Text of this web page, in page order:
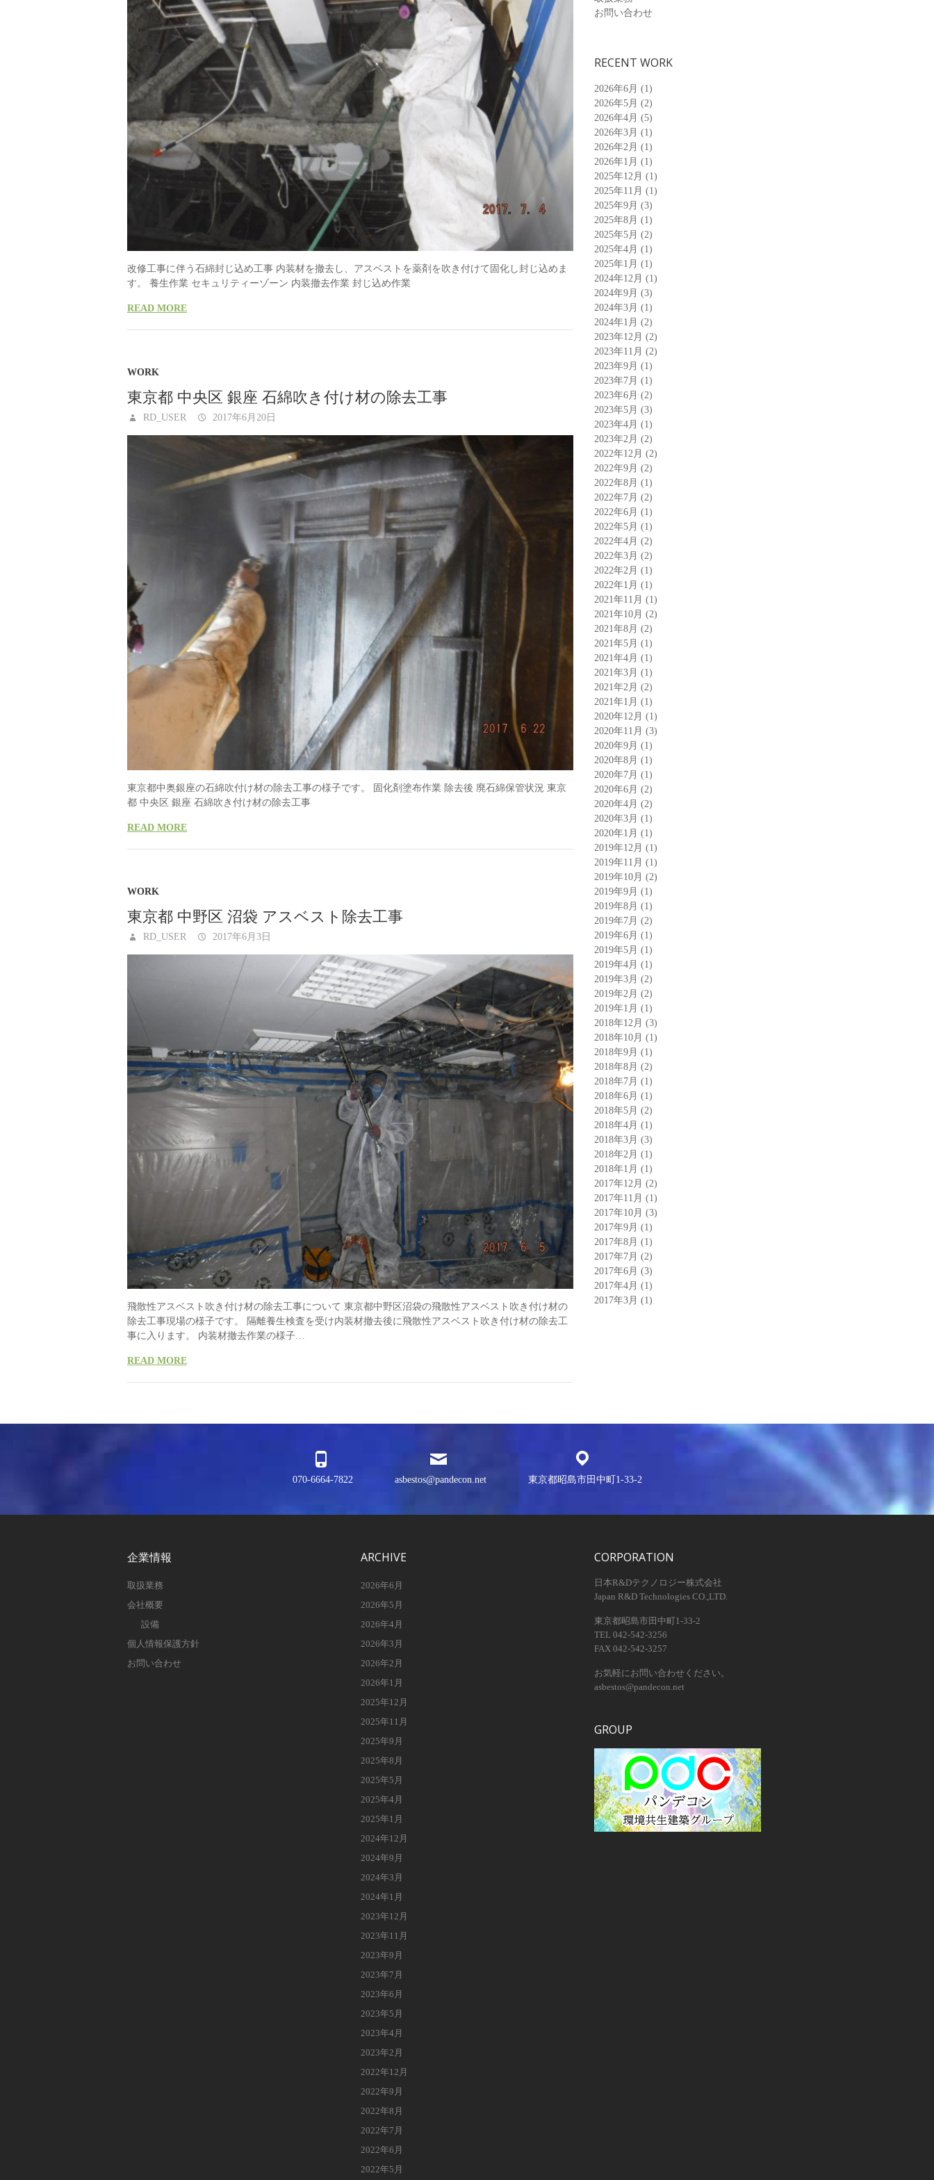
改修工事に伴う石綿封じ込め工事 内装材を撤去し、アスベストを薬剤を吹き付けて固化し封じ込めま
す。 養生作業 セキュリティーゾーン 内装撤去作業 封じ込め作業
READ MORE
WORK
東京都 中央区 銀座 石綿吹き付け材の除去工事
RD_USER 2017年6月20日
東京都中奥銀座の石綿吹付け材の除去工事の様子です。 固化剤塗布作業 除去後 廃石綿保管状況 東京
都 中央区 銀座 石綿吹き付け材の除去工事
READ MORE
WORK
東京都 中野区 沼袋 アスベスト除去工事
RD_USER 2017年6月3日
飛散性アスベスト吹き付け材の除去工事について 東京都中野区沼袋の飛散性アスベスト吹き付け材の
除去工事現場の様子です。 隔離養生検査を受け内装材撤去後に飛散性アスベスト吹き付け材の除去工
事に入ります。 内装材撤去作業の様子…
READ MORE
お問い合わせ
RECENT WORK
2026年6月 (1)
2026年5月 (2)
2026年4月 (5)
2026年3月 (1)
2026年2月 (1)
2026年1月 (1)
2025年12月 (1)
2025年11月 (1)
2025年9月 (3)
2025年8月 (1)
2025年5月 (2)
2025年4月 (1)
2025年1月 (1)
2024年12月 (1)
2024年9月 (3)
2024年3月 (1)
2024年1月 (2)
2023年12月 (2)
2023年11月 (2)
2023年9月 (1)
2023年7月 (1)
2023年6月 (2)
2023年5月 (3)
2023年4月 (1)
2023年2月 (2)
2022年12月 (2)
2022年9月 (2)
2022年8月 (1)
2022年7月 (2)
2022年6月 (1)
2022年5月 (1)
2022年4月 (2)
2022年3月 (2)
2022年2月 (1)
2022年1月 (1)
2021年11月 (1)
2021年10月 (2)
2021年8月 (2)
2021年5月 (1)
2021年4月 (1)
2021年3月 (1)
2021年2月 (2)
2021年1月 (1)
2020年12月 (1)
2020年11月 (3)
2020年9月 (1)
2020年8月 (1)
2020年7月 (1)
2020年6月 (2)
2020年4月 (2)
2020年3月 (1)
2020年1月 (1)
2019年12月 (1)
2019年11月 (1)
2019年10月 (2)
2019年9月 (1)
2019年8月 (1)
2019年7月 (2)
2019年6月 (1)
2019年5月 (1)
2019年4月 (1)
2019年3月 (2)
2019年2月 (2)
2019年1月 (1)
2018年12月 (3)
2018年10月 (1)
2018年9月 (1)
2018年8月 (2)
2018年7月 (1)
2018年6月 (1)
2018年5月 (2)
2018年4月 (1)
2018年3月 (3)
2018年2月 (1)
2018年1月 (1)
2017年12月 (2)
2017年11月 (1)
2017年10月 (3)
2017年9月 (1)
2017年8月 (1)
2017年7月 (2)
2017年6月 (3)
2017年4月 (1)
2017年3月 (1)
070-6664-7822 asbestos@pandecon.net 東京都昭島市田中町1-33-2
企業情報
取扱業務
会社概要
設備
個人情報保護方針
お問い合わせ
ARCHIVE
2026年6月
2026年5月
2026年4月
2026年3月
2026年2月
2026年1月
2025年12月
2025年11月
2025年9月
2025年8月
2025年5月
2025年4月
2025年1月
2024年12月
2024年9月
2024年3月
2024年1月
2023年12月
2023年11月
2023年9月
2023年7月
2023年6月
2023年5月
2023年4月
2023年2月
2022年12月
2022年9月
2022年8月
2022年7月
2022年6月
2022年5月
CORPORATION
日本R&Dテクノロジー株式会社
Japan R&D Technologies CO.,LTD.
東京都昭島市田中町1-33-2
TEL 042-542-3256
FAX 042-542-3257
お気軽にお問い合わせください。
asbestos@pandecon.net
GROUP